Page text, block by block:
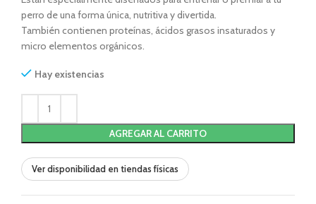
perro de una forma única, nutritiva y divertida.
También contienen proteínas, ácidos grasos insaturados y
micro elementos orgánicos.
Hay existencias
AGREGAR AL CARRITO
Ver disponibilidad en tiendas físicas